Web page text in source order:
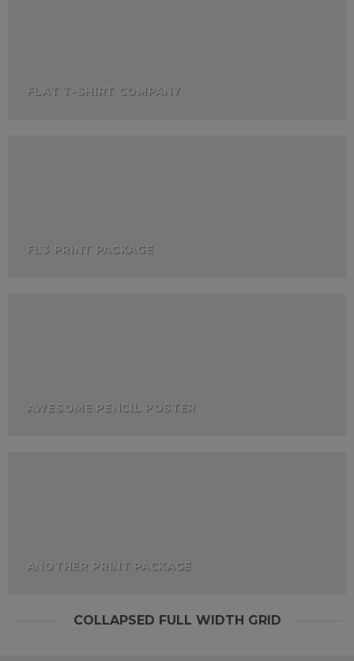
FLAT T-SHIRT COMPANY
FL3 PRINT PACKAGE
AWESOME PENCIL POSTER
ANOTHER PRINT PACKAGE
COLLAPSED FULL WIDTH GRID